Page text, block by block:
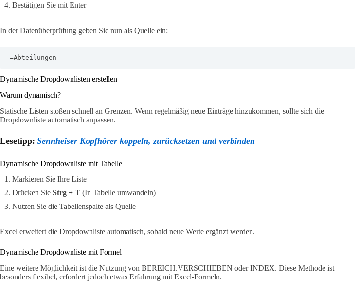
Bestätigen Sie mit Enter
In der Datenüberprüfung geben Sie nun als Quelle ein:
=Abteilungen
Dynamische Dropdownlisten erstellen
Warum dynamisch?
Statische Listen stoßen schnell an Grenzen. Wenn regelmäßig neue Einträge hinzukommen, sollte sich die
Dropdownliste automatisch anpassen.
Lesetipp: Sennheiser Kopfhörer koppeln, zurücksetzen und verbinden
Dynamische Dropdownliste mit Tabelle
Markieren Sie Ihre Liste
Drücken Sie Strg + T (In Tabelle umwandeln)
Nutzen Sie die Tabellenspalte als Quelle
Excel erweitert die Dropdownliste automatisch, sobald neue Werte ergänzt werden.
Dynamische Dropdownliste mit Formel
Eine weitere Möglichkeit ist die Nutzung von BEREICH.VERSCHIEBEN oder INDEX. Diese Methode ist
besonders flexibel, erfordert jedoch etwas Erfahrung mit Excel-Formeln.